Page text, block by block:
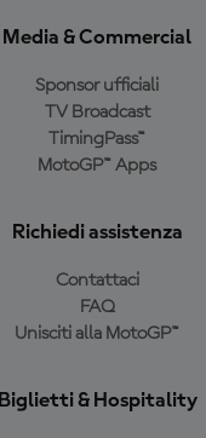
Media & Commercial
Sponsor ufficiali
TV Broadcast
TimingPass™
MotoGP™ Apps
Richiedi assistenza
Contattaci
FAQ
Unisciti alla MotoGP™
Biglietti & Hospitality